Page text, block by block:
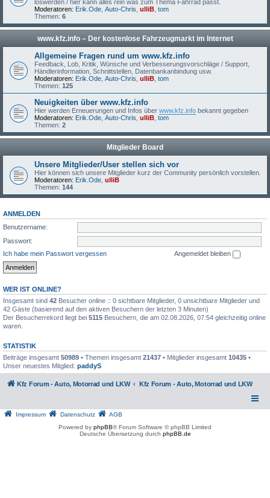
loswerden / hier kann alles rein was zum Thema Fahrrad passt.
Moderatoren: Erik.Ode Auto-Chris ulliB tom
Themen: 6
www.kfz.info – Der kostenlose Fahrzeugmarkt im Internet
Allgemeine Fragen rund um www.kfz.info
Feedback, Lob, Kritik, Wünsche und Verbesserungsvorschläge / Support,
Händlerinformation, Schnittstellen, Datenbankanbindung usw.
Moderatoren: Erik.Ode Auto-Chris ulliB tom
Themen: 125
Neuigkeiten über www.kfz.info
Hier werden Erneuerungen und Infos über www.kfz.info bekannt gegeben
Moderatoren: Erik.Ode Auto-Chris ulliB tom
Themen: 2
Mitglieder Board
Unsere Mitglieder/User stellen sich vor
Hier können sich unsere Mitglieder kurz der Community persönlich vorstellen.
Moderatoren: Erik.Ode ulliB
Themen: 144
ANMELDEN
Benutzername:
Passwort:
Ich habe mein Passwort vergessen
Angemeldet bleiben
WER IST ONLINE?
Insgesamt sind 42 Besucher online :: 0 sichtbare Mitglieder, 0 unsichtbare Mitglieder und
42 Gäste (basierend auf den aktiven Besuchern der letzten 3 Minuten)
Der Besucherrekord liegt bei 5115 Besuchern, die am 02.08.2026, 07:54 gleichzeitig online
waren.
STATISTIK
Beiträge insgesamt 50989 • Themen insgesamt 21437 • Mitglieder insgesamt 10435 •
Unser neuestes Mitglied: paddyS
Kfz Forum - Auto, Motorrad und LKW Kfz Forum - Auto, Motorrad und LKW
Impressum Datenschutz
AGB
Powered by phpBB® Forum Software © phpBB Limited
Deutsche Übersetzung durch phpBB.de